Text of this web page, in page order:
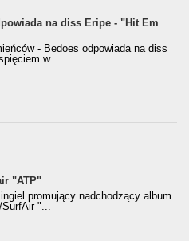
na diss Eripe - "Hit Em
- Bedoes odpowiada na diss
w...
"ATP"
promujący nadchodzący album
"...